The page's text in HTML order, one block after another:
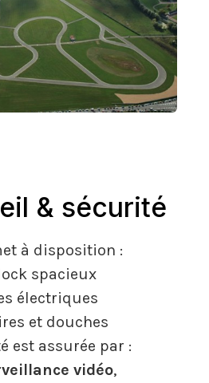
& sécurité
à disposition :
spacieux
électriques
et douches
est assurée par :
vidéo,